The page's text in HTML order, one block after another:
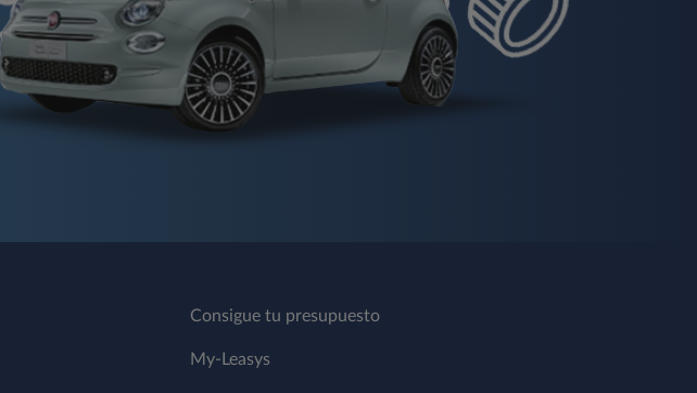
Consigue tu presupuesto
My-Leasys